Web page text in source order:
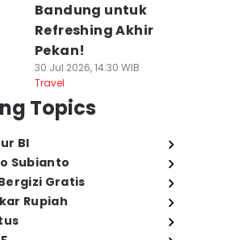
Kaktus
Tikus yang
Cantik
2026, 17:49 WIB
Desa Pegunungan
Austria dengan
Pesona Masa Lalu
06 Agu 2026, 17:29 WIB
Bandung untuk
Refreshing Akhir
Pekan!
30 Jul 2026, 14:30 WIB
Travel
Topics
BI
Subianto
Gratis
Rupiah